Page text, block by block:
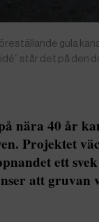
gula
står det på
nära 40 år
Projektet
ett
att